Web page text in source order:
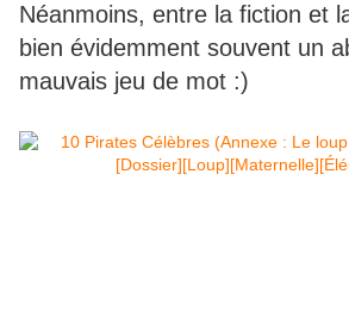
Néanmoins, entre la fiction et
bien évidemment souvent un
mauvais jeu de mot :)